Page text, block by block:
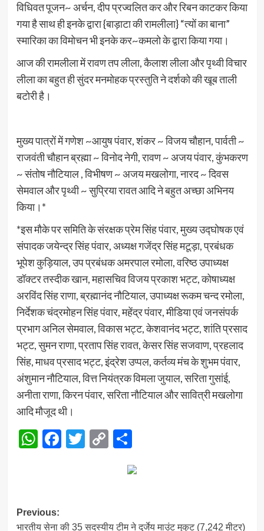
विधिवत पूजन~ अर्चन, दीप प्रज्वलित कर और रिबन काटकर किया
गया है साथ ही इनके द्वारा {बाड़ाटा की रामलीला} “त्यों का बाना”
स्मारिका का विमोचन भी इनके कर~कमलो के द्वारा किया गया।
आज की रामलीला में रावण तप लीला, कैलाश लीला और पृथ्वी विचार
लीला का बहुत ही सुंदर मनमोहक प्रस्तुति ने दर्शको की खूब ताली
बटोरी है।
मुख्य पात्रों में गणेश ~आयुष पंवार, शंकर ~ विजय चौहान, पार्वती ~
राजवंती चौहान ब्रह्मा ~ विनोद नेगी, रावण ~ अजय पंवार, कुंभकरण
~ संतोष नौटियाल , विभीषण ~ अजय मखलोगा, नारद ~ दिवस
सेमवाल और पृथ्वी ~ सुप्रिया रावत आदि ने बहुत अच्छा अभिनय
किया।*
*इस मौके पर समिति के संरक्षक प्रेम सिंह पंवार, मुख्य उद्घोषक एवं
संपादक जयेन्द्र सिंह पंवार, अध्यक्ष गजेंद्र सिंह मटूड़ा, प्रबंधक
भूपेश कुड़ियाल, उप प्रबंधक अमरपाल रमोला, वरिष्ठ उपाध्यक्ष
डॉक्टर तस्दीक खान, महासचिव विजय प्रकाश भट्ट, कोषाध्यक्ष
अरविंद सिंह राणा, ब्रह्मानंद नौटियाल, उपाध्यक्ष रूकम चन्द रमोला,
निर्देशक चंद्रमोहन सिंह पंवार, महेंद्र पंवार, मीडिया एवं जनसंपर्क
प्रभाग अनिल सेमवाल, विकास भट्ट, केशवानंद भट्ट, शांति प्रसाद
भट्ट, सुमन राणा, प्रताप सिंह रावत, केसर सिंह सजवाण, प्रहलाद
सिंह, माधव प्रसाद भट्ट, इंद्रेश उप्पल, कर्तव्य मंच के शुभम पंवार,
अंशुमान नौटियाल, वित्त नियंत्रक विमला जुयाल, सरिता गुसांई,
अनीता राणा, किरन पंवार, सरिता नौटियाल और सावित्री मखलोगा
आदि मौजूद थी।
WhatsApp
Facebook
Twitter
CopyShare
Post
Previous:
भारतीय सेना की 35 सदस्यीय टीम ने दुर्जेय माउंट मुकुट (7,242 मीटर)